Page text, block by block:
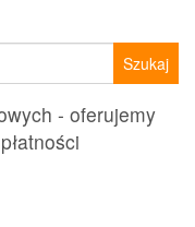
- oferujemy